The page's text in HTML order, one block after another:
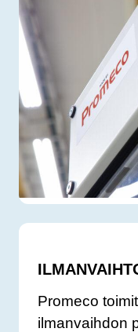
Promeco
ilmanvaihdon